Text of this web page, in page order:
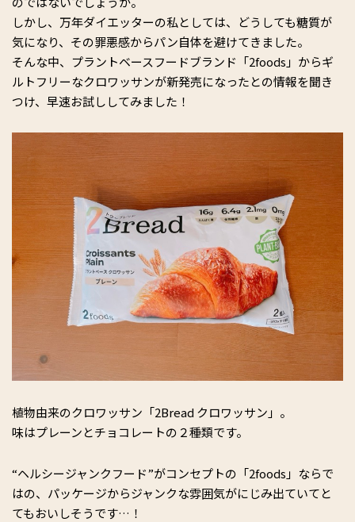
しかし、万年ダイエッターの私としては、どうしても糖質が
気になり、その罪悪感からパン自体を避けてきました。
そんな中、プラントベースフードブランド「2foods」からギ
ルトフリーなクロワッサンが新発売になったとの情報を聞き
つけ、早速お試ししてみました！
植物由来のクロワッサン「2Bread クロワッサン」。
味はプレーンとチョコレートの２種類です。
“ヘルシージャンクフード”がコンセプトの「2foods」ならで
はの、パッケージからジャンクな雰囲気がにじみ出ていてと
てもおいしそうです…！